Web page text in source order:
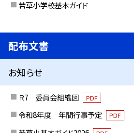
若草小学校基本ガイド
配布文書
お知らせ
Ｒ7 委員会組織図 PDF
令和8年度 年間行事予定 PDF